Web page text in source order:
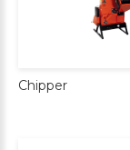
Chipper